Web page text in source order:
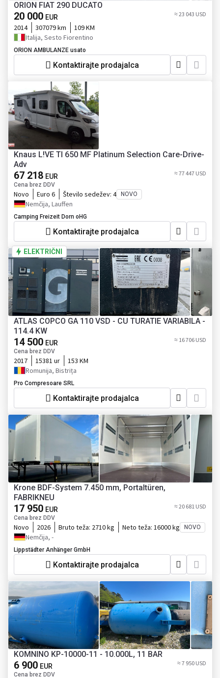
ORION FIAT 290 DUCATO
20 000 EUR ≈ 23 043 USD
2014 307079 km
109 KM
Italija, Sesto Fiorentino
ORION AMBULANZE usato
Kontaktirajte prodajalca
Knaus L!VE TI 650 MF Platinum Selection Care-Drive-
Adv
67 218 EUR
Cena brez DDV
≈ 77 447 USD
Novo Euro 6 Število sedežev: 4 NOVO
Nemčija, Lauffen
Camping Freizeit Dorn oHG
Kontaktirajte prodajalca
ELEKTRIČNI
ATLAS COPCO GA 110 VSD - CU TURATIE VARIABILA -
114.4 KW
14 500 EUR
Cena brez DDV
≈ 16 706 USD
2017 15381 ur
153 KM
Romunija, Bistrița
Pro Compresoare SRL
Kontaktirajte prodajalca
Krone BDF-System 7.450 mm, Portaltüren,
FABRIKNEU
17 950 EUR
Cena brez DDV
≈ 20 681 USD
Novo 2026 Bruto teža: 2710 kg Neto teža: 16000 kg NOVO
Nemčija, -
Lippstädter Anhänger GmbH
Kontaktirajte prodajalca
KOMNINO KP-10000-11 - 10.000L, 11 BAR
6 900 EUR
Cena brez DDV
≈ 7 950 USD